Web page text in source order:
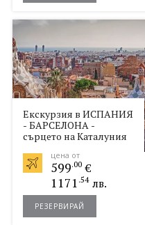
Екскурзия в ИСПАНИЯ
- БАРСЕЛОНА -
сърцето на Каталуния
цена от
599.00 €
1171 .54 лв.
РЕЗЕРВИРАЙ